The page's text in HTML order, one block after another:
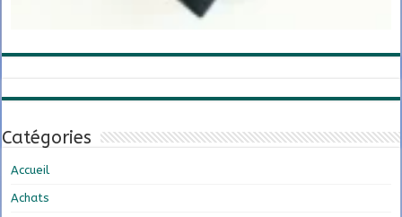
Catégories
Accueil
Achats